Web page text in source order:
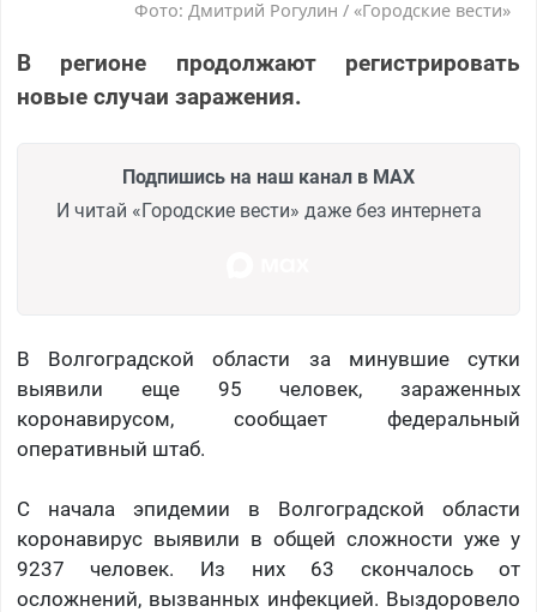
Фото: Дмитрий Рогулин / «Городские вести»
В регионе продолжают регистрировать
новые случаи заражения.
Подпишись на наш канал в MAX
И читай «Городские вести» даже без интернета
В Волгоградской области за минувшие сутки
выявили еще 95 человек, зараженных
коронавирусом, сообщает федеральный
оперативный штаб.
С начала эпидемии в Волгоградской области
коронавирус выявили в общей сложности уже у
9237 человек. Из них 63 скончалось от
осложнений, вызванных инфекцией. Выздоровело